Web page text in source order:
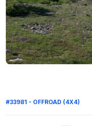
#33981 - OFFROAD (4X4)